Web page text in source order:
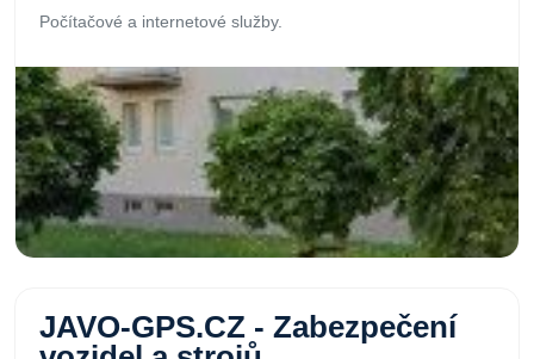
Počítačové a internetové služby.
JAVO-GPS.CZ - Zabezpečení